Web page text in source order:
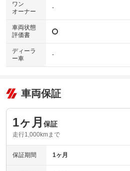
ワン
オーナー
-
車両状態
評価書
ディーラ
ー車
-
車両保証
1ヶ月 保証
走行1,000kmまで
保証期間 1ヶ月